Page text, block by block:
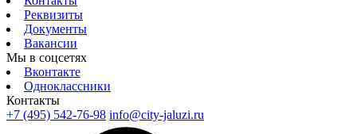
Реквизиты
Документы
Вакансии
Мы в соцсетях
Вконтакте
Одноклассники
Контакты
+7 (495) 542-76-98 info@city-jaluzi.ru